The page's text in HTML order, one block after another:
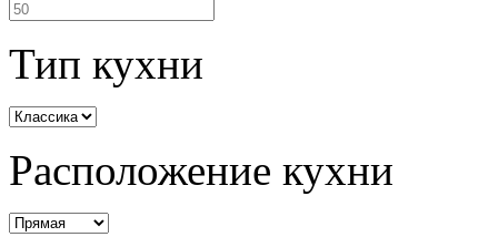
Тип кухни
Расположение кухни